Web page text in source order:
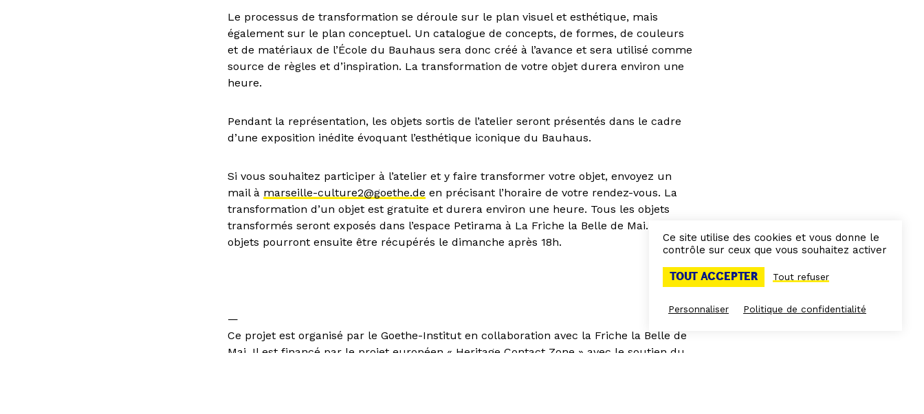
Le processus de transformation se déroule sur le plan visuel et esthétique, mais
également sur le plan conceptuel. Un catalogue de concepts, de formes, de couleurs
et de matériaux de l’École du Bauhaus sera donc créé à l’avance et sera utilisé comme
source de règles et d’inspiration. La transformation de votre objet durera environ une
heure.
Pendant la représentation, les objets sortis de l’atelier seront présentés dans le cadre
d’une exposition inédite évoquant l’esthétique iconique du Bauhaus.
Si vous souhaitez participer à l’atelier et y faire transformer votre objet, envoyez un
mail à marseille-culture2@goethe.de en précisant l’horaire de votre rendez-vous. La
transformation d’un objet est gratuite et durera environ une heure. Tous les objets
transformés seront exposés dans l’espace Petirama à La Friche la Belle de Mai. Les
objets pourront ensuite être récupérés le dimanche après 18h.
—
Ce projet est organisé par le Goethe-Institut en collaboration avec la Friche la Belle de
Mai. Il est financé par le projet européen « Heritage Contact Zone » avec le soutien du
Ce site utilise des cookies et vous donne le
contrôle sur ceux que vous souhaitez activer
TOUT ACCEPTER Tout refuser
Personnaliser Politique de confidentialité